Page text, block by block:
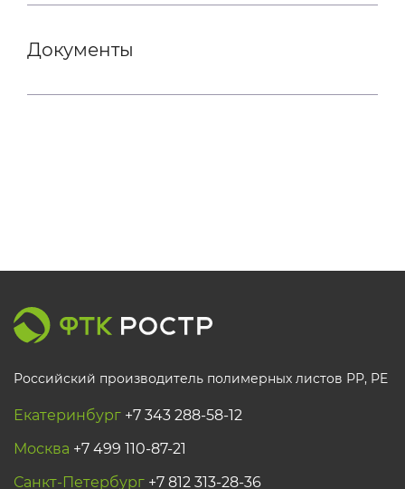
Документы
Российский производитель полимерных листов РР, PE
Екатеринбург +7 343 288-58-12
Москва +7 499 110-87-21
Санкт-Петербург +7 812 313-28-36